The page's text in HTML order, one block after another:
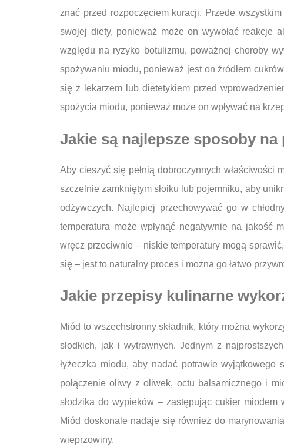
znać przed rozpoczęciem kuracji. Przede
swojej diety, ponieważ może on wywołać reakcje
względu na ryzyko botulizmu, poważnej choroby
spożywaniu miodu, ponieważ jest on źródłem
się z lekarzem lub dietetykiem przed
spożycia miodu, ponieważ może on wpływać na
Jakie są najlepsze sposoby
Aby cieszyć się pełnią dobroczynnych
szczelnie zamkniętym słoiku lub pojemniku, aby
odżywczych. Najlepiej przechowywać go w
temperatura może wpłynąć negatywnie na jakość
wręcz przeciwnie – niskie temperatury mogą
się – jest to naturalny proces i można go łatwo
Jakie przepisy kulinarne
Miód to wszechstronny składnik, który można
słodkich, jak i wytrawnych. Jednym z
łyżeczka miodu, aby nadać potrawie
połączenie oliwy z oliwek, octu balsamicznego i
słodzika do wypieków – zastępując cukier
Miód doskonale nadaje się również do
wieprzowiny.